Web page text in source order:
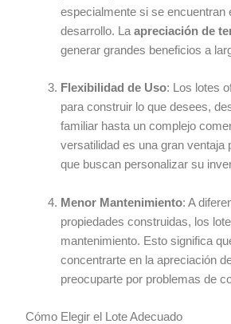
especialmente si se encuentran
desarrollo. Laapreciación de
generar grandes beneficios a
Flexibilidad de Uso: Los lotes
para construir lo que desees,
familiar hasta un complejo
versatilidad es una gran ventaja
que buscan personalizar su
Menor Mantenimiento: A
propiedades construidas, los
mantenimiento. Esto significa
concentrarte en la apreciación
preocuparte por problemas de
Cómo Elegir el Lote Adecuado